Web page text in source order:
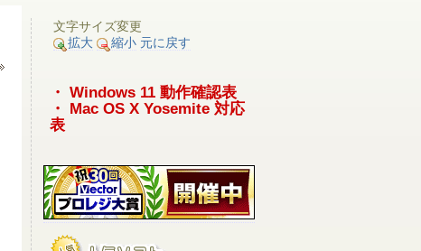
文字サイズ変更
拡大
縮小 元に戻す
・ Windows 11 動作確認表
・ Mac OS X Yosemite 対応
表